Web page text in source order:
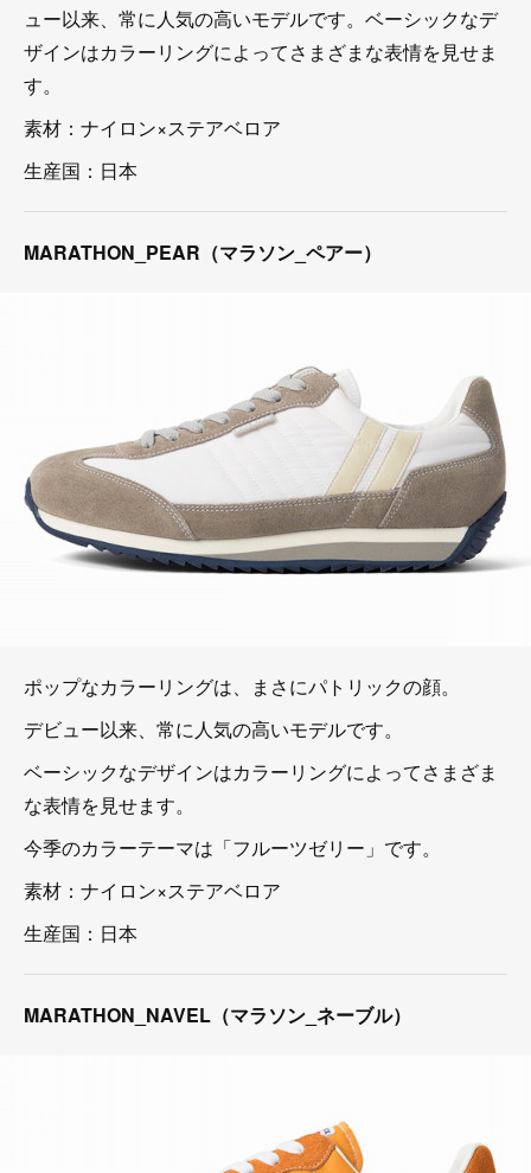
ュー以来、常に人気の高いモデルです。ベーシックなデ
ザインはカラーリングによってさまざまな表情を見せま
す。
素材：ナイロン×ステアベロア
生産国：日本
MARATHON_PEAR（マラソン_ペアー）
ポップなカラーリングは、まさにパトリックの顔。
デビュー以来、常に人気の高いモデルです。
ベーシックなデザインはカラーリングによってさまざま
な表情を見せます。
今季のカラーテーマは「フルーツゼリー」です。
素材：ナイロン×ステアベロア
生産国：日本
MARATHON_NAVEL（マラソン_ネーブル）